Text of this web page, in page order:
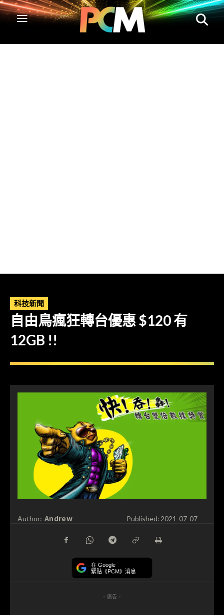
科技新聞
自由鳥瘋狂轉台優惠 $120 有
12GB !!
Author: Andrew Published: 2021-07-07
在 Google
緊貼《PCM》消息
- 廣告 -